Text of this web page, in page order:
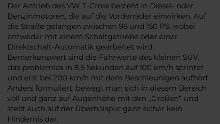
Der Antrieb des VW T-Cross besteht in Diesel- oder
Benzinmotoren, die auf die Vorderräder einwirken. Auf
die Straße gelangen zwischen 96 und 150 PS, wobei
entweder mit einem Schaltgetriebe oder einer
Direktschalt-Automatik gearbeitet wird.
Bemerkenswert sind die Fahrwerte des kleinen SUV,
das problemlos in 8,5 Sekunden auf 100 km/h sprintet
und erst bei 200 km/h mit dem Beschleunigen aufhört.
Anders formuliert, bewegt man sich in diesem Bereich
voll und ganz auf Augenhöhe mit den „Großen“ und
stellt auch auf der Überholspur ganz sicher kein
Hindernis dar.